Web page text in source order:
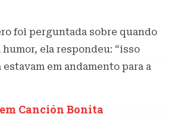
foi perguntada sobre quando
ela respondeu: “isso
em andamento para a
Canción Bonita